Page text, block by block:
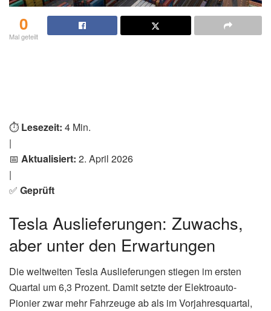
0
Mal geteilt
⏱️ Lesezeit: 4 Min.
|
📅 Aktualisiert: 2. April 2026
|
✅ Geprüft
Tesla Auslieferungen: Zuwachs,
aber unter den Erwartungen
Die weltweiten Tesla Auslieferungen stiegen im ersten
Quartal um 6,3 Prozent. Damit setzte der Elektroauto-
Pionier zwar mehr Fahrzeuge ab als im Vorjahresquartal,